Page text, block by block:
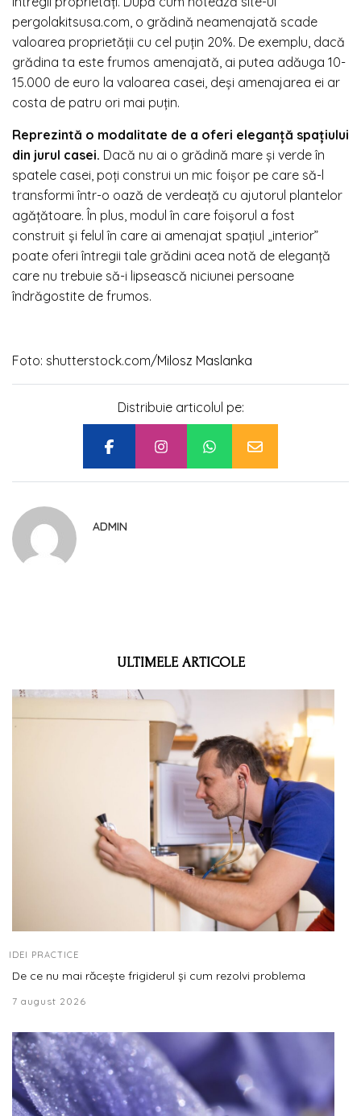
pergolakitsusa.com, o grădină neamenajată scade
valoarea proprietății cu cel puțin 20%. De exemplu, dacă
grădina ta este frumos amenajată, ai putea adăuga 10-
15.000 de euro la valoarea casei, deși amenajarea ei ar
costa de patru ori mai puțin.
Reprezintă o modalitate de a oferi eleganță spațiului
din jurul casei. Dacă nu ai o grădină mare și verde în
spatele casei, poți construi un mic foișor pe care să-l
transformi într-o oază de verdeață cu ajutorul plantelor
agățătoare. În plus, modul în care foișorul a fost
construit și felul în care ai amenajat spațiul „interior”
poate oferi întregii tale grădini acea notă de eleganță
care nu trebuie să-i lipsească niciunei persoane
îndrăgostite de frumos.
Foto: shutterstock.com/Milosz Maslanka
Distribuie articolul pe:
ADMIN
ULTIMELE ARTICOLE
IDEI PRACTICE
De ce nu mai răcește frigiderul și cum rezolvi problema
7 august 2026